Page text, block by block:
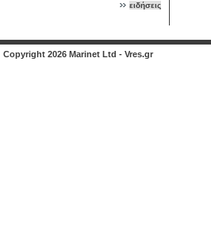
ειδήσεις
Copyright 2026 Marinet Ltd - Vres.gr